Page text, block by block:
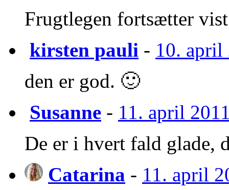
Frugtlegen fortsætter
kirsten pauli - 10.
den er god. 🙂
Susanne - 11. april
De er i hvert fald glade,
Catarina - 11. april